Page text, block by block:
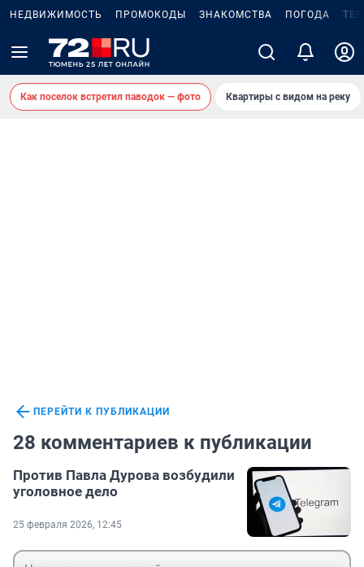
НЕДВИЖИМОСТЬ ПРОМОКОДЫ ЗНАКОМСТВА ПОГОДА
Как поселок встретил паводок — фото Квартиры с видом на реку
ПЕРЕЙТИ К ПУБЛИКАЦИИ
28 комментариев к публикации
Против Павла Дурова возбудили
уголовное дело
25 февраля 2026, 12:45